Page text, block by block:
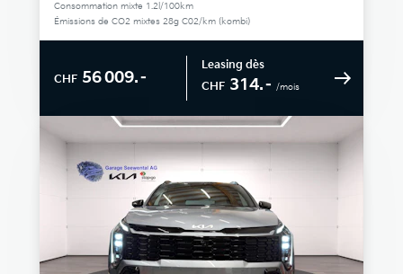
Consommation mixte 1.2l/100km
Émissions de CO2 mixtes 28g C02/km (kombi)
CHF 56 009.–
Leasing dès
CHF 314.– /mois